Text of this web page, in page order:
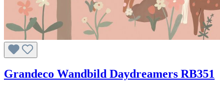
Grandeco Wandbild Daydreamers RB351